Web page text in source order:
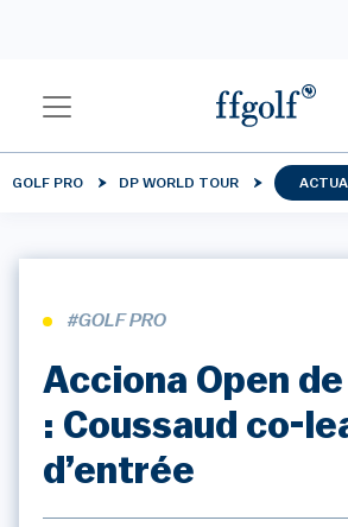
GOLF PRO DP WORLD TOUR
#GOLF PRO
Acciona Open
: Coussaud co-
d’entrée